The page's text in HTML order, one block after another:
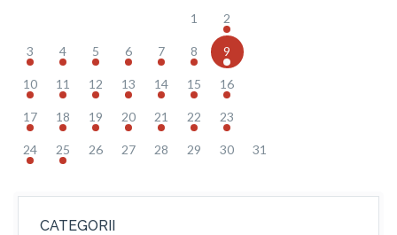
1 2
3 4 5 6 7 8 9
10 11 12 13 14 15 16
17 18 19 20 21 22 23
24 25 26 27 28 29 30 31
CATEGORII